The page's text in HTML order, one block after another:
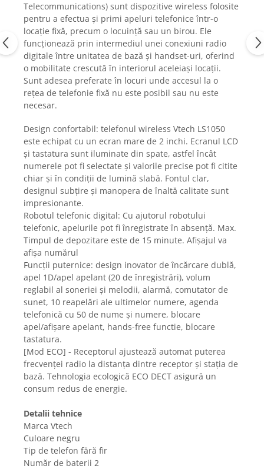
Genti si accesorii barbati
Genti si accesorii femei
Imbracaminte barbati
Imbracaminte femei
Imbracaminte si Incaltaminte copii
Incaltaminte barbati
Incaltaminte femei
Ochelari de vedere
Gaming, Carti & Birotica
Birotica & Papetarie
Console, Jocuri & Accesorii
Ingrijire personala & Cosmetice
Accesorii aparate de ras electrice
Accesorii aparate hair styling
Aparate & Accesorii ingrijire
personala
Aparate cosmetice
Articole Sanatate si Wellness
Consumabile sanitare
Cosmetice si produse ingrijire
personala
Igiena dentara
Jucarii, Copii & Bebe
Camera copilului
Hrana bebelusi
Igiena si ingrijire
Jucarii si Jocuri
Maternitate
Petshop
Telecommunications) sunt dispozitive wireless folosite
pentru a efectua și primi apeluri telefonice într-o
locație fixă, precum o locuință sau un birou. Ele
funcționează prin intermediul unei conexiuni radio
digitale între unitatea de bază și handset-uri, oferind
o mobilitate crescută în interiorul aceleiași locații.
Sunt adesea preferate în locuri unde accesul la o
rețea de telefonie fixă nu este posibil sau nu este
necesar.
Design confortabil: telefonul wireless Vtech LS1050
este echipat cu un ecran mare de 2 inchi. Ecranul LCD
și tastatura sunt iluminate din spate, astfel încât
numerele pot fi selectate și valorile precise pot fi citite
chiar și în condiții de lumină slabă. Fontul clar,
designul subțire și manopera de înaltă calitate sunt
impresionante.
Robotul telefonic digital: Cu ajutorul robotului
telefonic, apelurile pot fi înregistrate în absență. Max.
Timpul de depozitare este de 15 minute. Afișajul va
afișa numărul
Funcții puternice: design inovator de încărcare dublă,
apel 1D/apel apelant (20 de înregistrări), volum
reglabil al soneriei și melodii, alarmă, comutator de
sunet, 10 reapelări ale ultimelor numere, agenda
telefonică cu 50 de nume și numere, blocare
apel/afișare apelant, hands-free functie, blocare
tastatura.
[Mod ECO] - Receptorul ajustează automat puterea
frecvenței radio la distanța dintre receptor și stația de
bază. Tehnologia ecologică ECO DECT asigură un
consum redus de energie.
Detalii tehnice
Marca Vtech
Culoare negru
Tip de telefon fără fir
Număr de baterii 2